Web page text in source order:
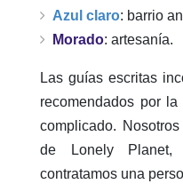
Azul claro: barrio
Morado: artesanía.
Las guías escritas
recomendados por
complicado.
de Lonely
contratamos una